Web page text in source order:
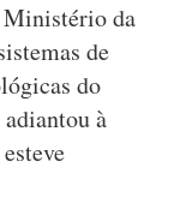
Ministério da
de
do
à